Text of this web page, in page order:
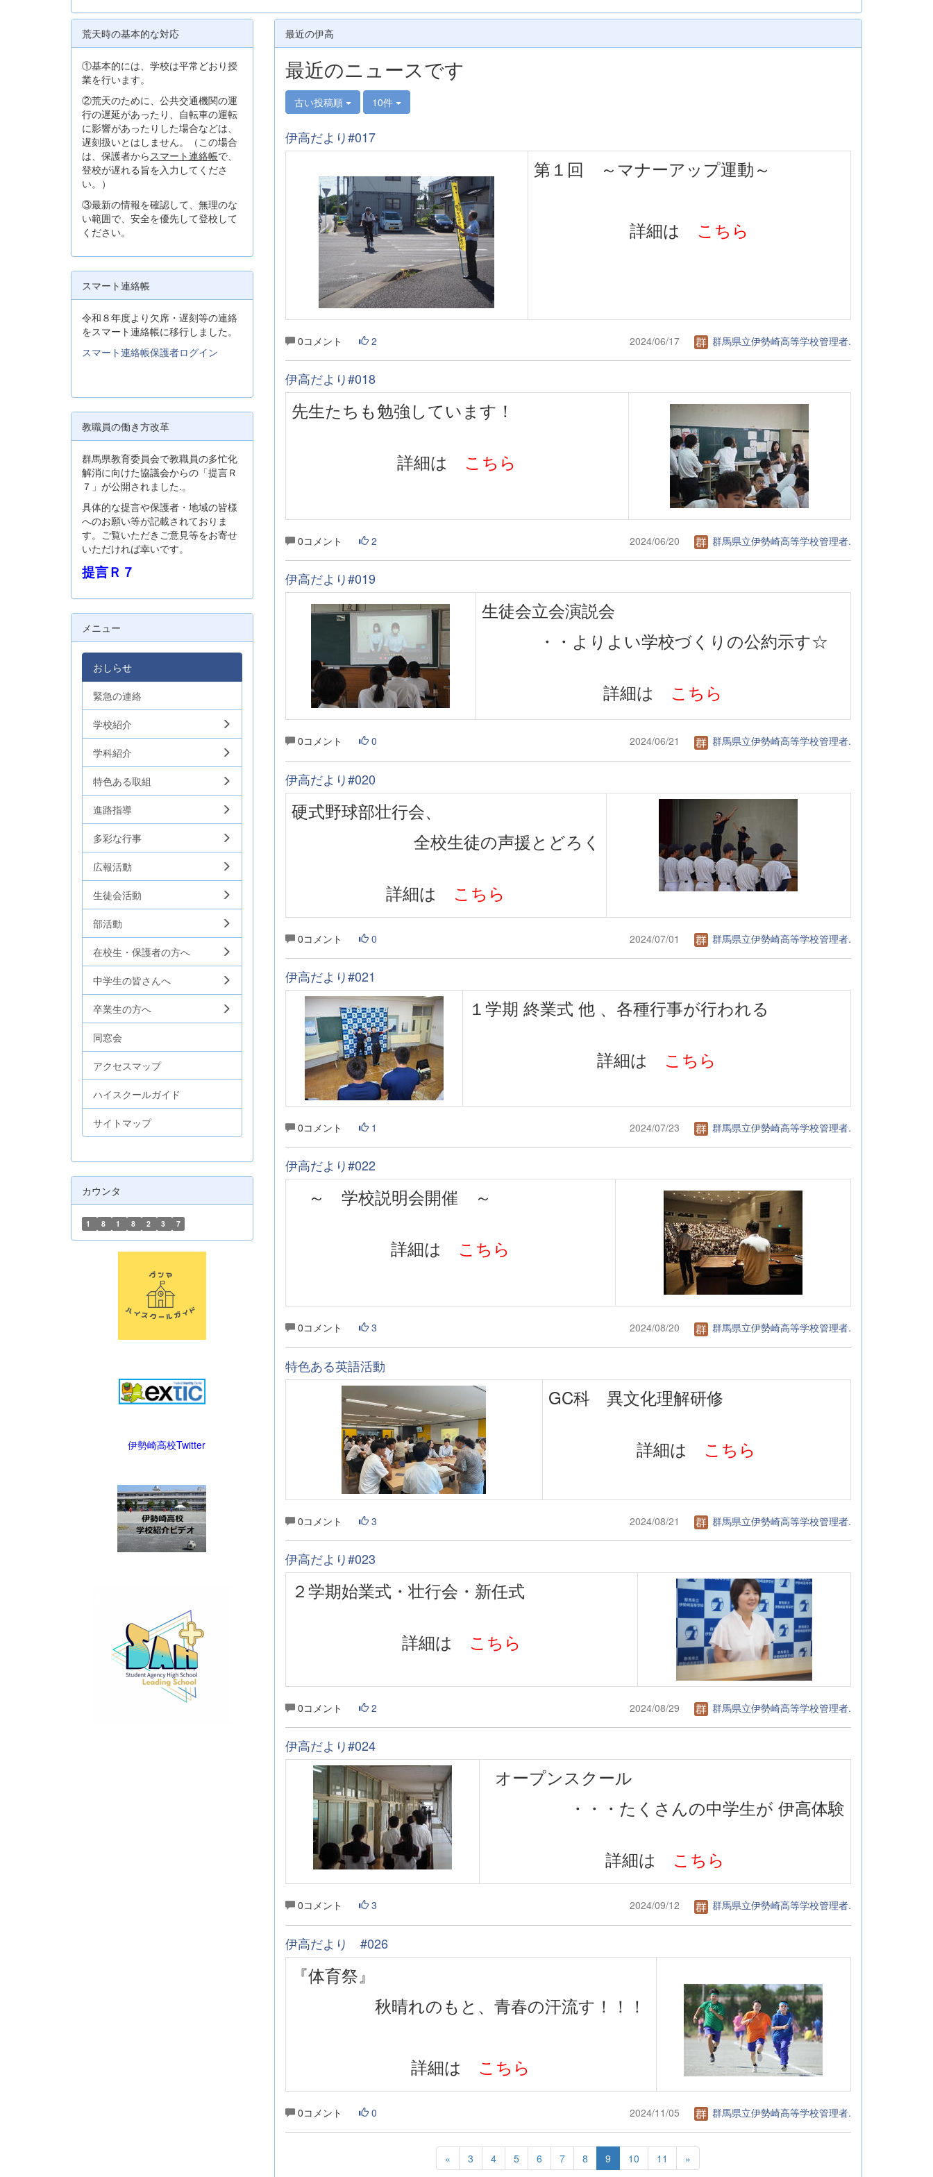
最近の伊高
最近のニュースです
古い投稿順 10件
伊高だより#017
第１回 ～マナーアップ運動～
詳細は こちら
0コメント 2 2024/06/17 群馬県立伊勢崎高等学校管理者.
伊高だより#018
先生たちも勉強しています！
詳細は こちら
0コメント 2 2024/06/20 群馬県立伊勢崎高等学校管理者.
伊高だより#019
生徒会立会演説会
・・よりよい学校づくりの公約示す☆
詳細は こちら
0コメント 0 2024/06/21 群馬県立伊勢崎高等学校管理者.
伊高だより#020
硬式野球部壮行会、
全校生徒の声援とどろく
詳細は こちら
0コメント 0 2024/07/01 群馬県立伊勢崎高等学校管理者.
伊高だより#021
１学期 終業式 他 、各種行事が行われる
詳細は こちら
0コメント 1 2024/07/23 群馬県立伊勢崎高等学校管理者.
伊高だより#022
～ 学校説明会開催 ～
詳細は こちら
0コメント 3 2024/08/20 群馬県立伊勢崎高等学校管理者.
特色ある英語活動
GC科 異文化理解研修
詳細は こちら
0コメント 3 2024/08/21 群馬県立伊勢崎高等学校管理者.
伊高だより#023
２学期始業式・壮行会・新任式
詳細は こちら
0コメント 2 2024/08/29 群馬県立伊勢崎高等学校管理者.
伊高だより#024
オープンスクール
・・・たくさんの中学生が 伊高体験
詳細は こちら
0コメント 3 2024/09/12 群馬県立伊勢崎高等学校管理者.
伊高だより #026
『体育祭』
秋晴れのもと、青春の汗流す！！！
詳細は こちら
0コメント 0 2024/11/05 群馬県立伊勢崎高等学校管理者.
« 3 4 5 6 7 8 9 10 11 »
荒天時の基本的な対応
①基本的には、学校は平常どおり授
業を行います。
②荒天のために、公共交通機関の運
行の遅延があったり、自転車の運転
に影響があったりした場合などは、
遅刻扱いとはしません。（この場合
は、保護者から スマート連絡帳で、
登校が遅れる旨を入力してくださ
い。）
③最新の情報を確認して、無理のな
い範囲で、安全を優先して登校して
ください。
スマート連絡帳
令和８年度より欠席・遅刻等の連絡
をスマート連絡帳に移行しました。
スマート連絡帳保護者ログイン
教職員の働き方改革
群馬県教育委員会で教職員の多忙化
解消に向けた協議会からの「提言Ｒ
７」が公開されました.。
具体的な提言や保護者・地域の皆様
へのお願い等が記載されておりま
す。ご覧いただきご意見等をお寄せ
いただければ幸いです。
提言Ｒ７
メニュー
おしらせ
緊急の連絡
学校紹介
学科紹介
特色ある取組
進路指導
多彩な行事
広報活動
生徒会活動
部活動
在校生・保護者の方へ
中学生の皆さんへ
卒業生の方へ
同窓会
アクセスマップ
ハイスクールガイド
サイトマップ
カウンタ
1 8 1 8 2 3 7
伊勢崎高校Twitter